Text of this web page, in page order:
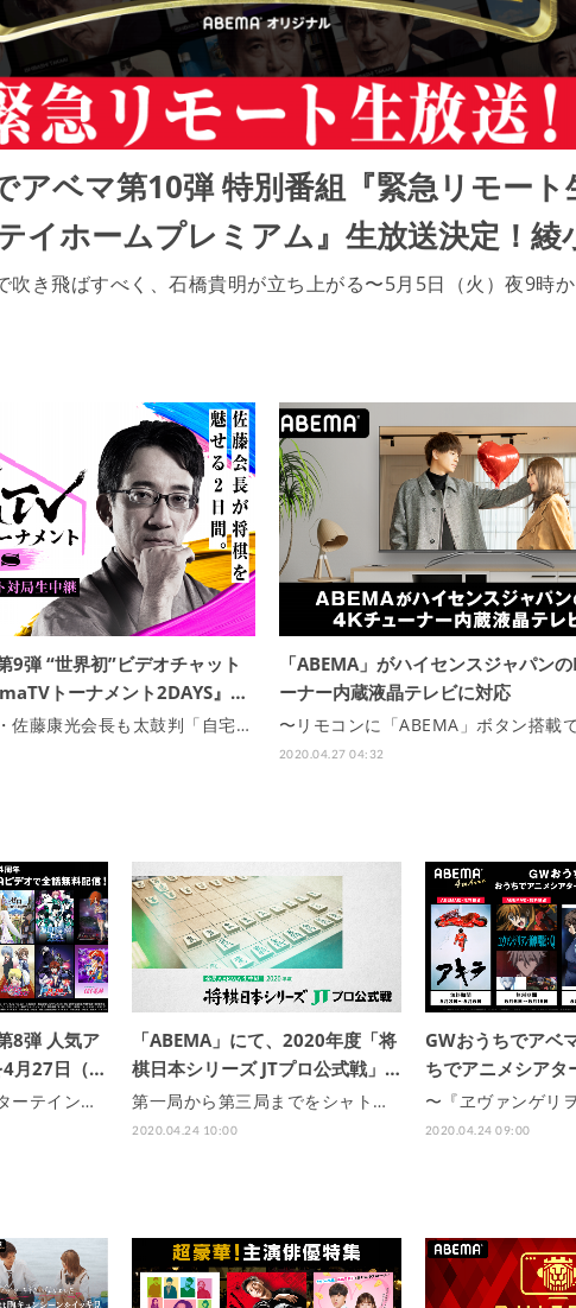
アベマ第10弾 特別番組『緊急リモート
イホームプレミアム』生放送決定！
吹き飛ばすべく、石橋貴明が立ち上がる〜5月5日（火）夜9時
9弾 “世界初”ビデオチャット
トーナメント2DAYS』…
佐藤康光会長も太鼓判「自宅…
「ABEMA」がハイセンスジャパン
ーナー内蔵液晶テレビに対応
〜リモコンに「ABEMA」ボタン搭載
2020.04.27 04:32
8弾 人気ア
4月27日（…
ーテイン…
「ABEMA」にて、2020年度「将
棋日本シリーズ JTプロ公式戦」…
第一局から第三局までをシャト…
2020.04.24 10:00
GWおうちでアベ
ちでアニメシア
〜『ヱヴァンゲリ
2020.04.24 09:00